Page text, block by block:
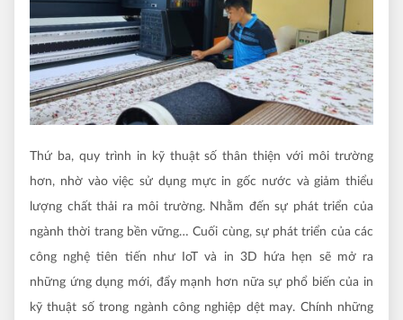
Thứ ba, quy trình in kỹ thuật số thân thiện với môi trường
hơn, nhờ vào việc sử dụng mực in gốc nước và giảm thiểu
lượng chất thải ra môi trường. Nhằm đến sự phát triển của
ngành thời trang bền vững… Cuối cùng, sự phát triển của các
công nghệ tiên tiến như IoT và in 3D hứa hẹn sẽ mở ra
những ứng dụng mới, đẩy mạnh hơn nữa sự phổ biến của in
kỹ thuật số trong ngành công nghiệp dệt may. Chính những